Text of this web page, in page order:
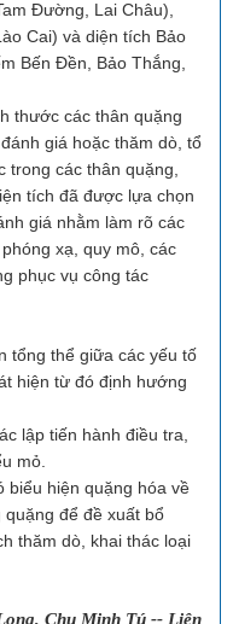
Đường, Lai Châu),
Cai) và diện tích Bảo
Bến Đền, Bảo Thắng,
thước các thân quặng
giá hoặc thăm dò, tổ
trong các thân quặng,
tích đã được lựa chọn
giá nhằm làm rõ các
xạ, quy mô, các
phục vụ công tác
tổng thể giữa các yếu tố
hiện từ đó định hướng
lập tiến hành điều tra,
mỏ.
biểu hiện quặng hóa về
để đề xuất bổ
thăm dò, khai thác loại
Chu Minh Tú -- Liên